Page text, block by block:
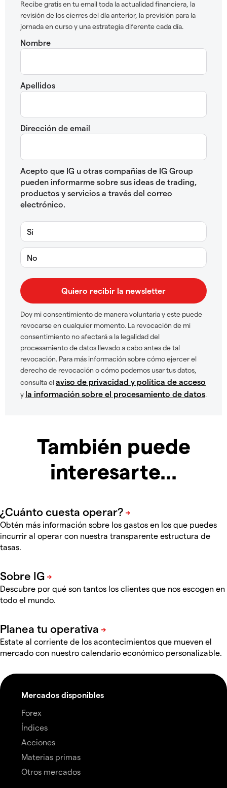
Recibe gratis en tu email toda la actualidad financiera, la
revisión de los cierres del día anterior, la previsión para la
jornada en curso y una estrategia diferente cada día.
Nombre
Apellidos
Dirección de email
Acepto que IG u otras compañías de IG Group
pueden informarme sobre sus ideas de trading,
productos y servicios a través del correo
electrónico.
Sí
No
Doy mi consentimiento de manera voluntaria y este puede
revocarse en cualquier momento. La revocación de mi
consentimiento no afectará a la legalidad del
procesamiento de datos llevado a cabo antes de tal
revocación. Para más información sobre cómo ejercer el
derecho de revocación o cómo podemos usar tus datos,
consulta elaviso de privacidad y política de acceso
y la información sobre el procesamiento de datos.
También puede
interesarte...
Obtén más información sobre los gastos en los que puedes
incurrir al operar con nuestra transparente estructura de
tasas.
Descubre por qué son tantos los clientes que nos escogen en
todo el mundo.
Estate al corriente de los acontecimientos que mueven el
mercado con nuestro calendario económico personalizable.
Mercados disponibles
Forex
Índices
Acciones
Materias primas
Otros mercados